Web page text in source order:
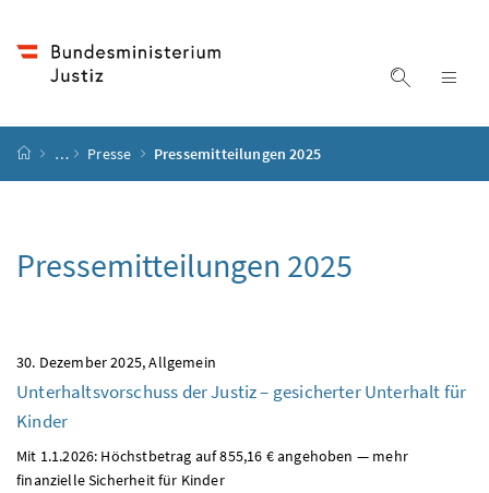
Suche
Startseite
… Presse Pressemitteilungen 2025
Pressemitteilungen 2025
30. Dezember 2025 Allgemein
Unterhaltsvorschuss der Justiz – gesicherter Unterhalt für
Kinder
Mit 1.1.2026: Höchstbetrag auf 855,16 € angehoben — mehr
finanzielle Sicherheit für Kinder